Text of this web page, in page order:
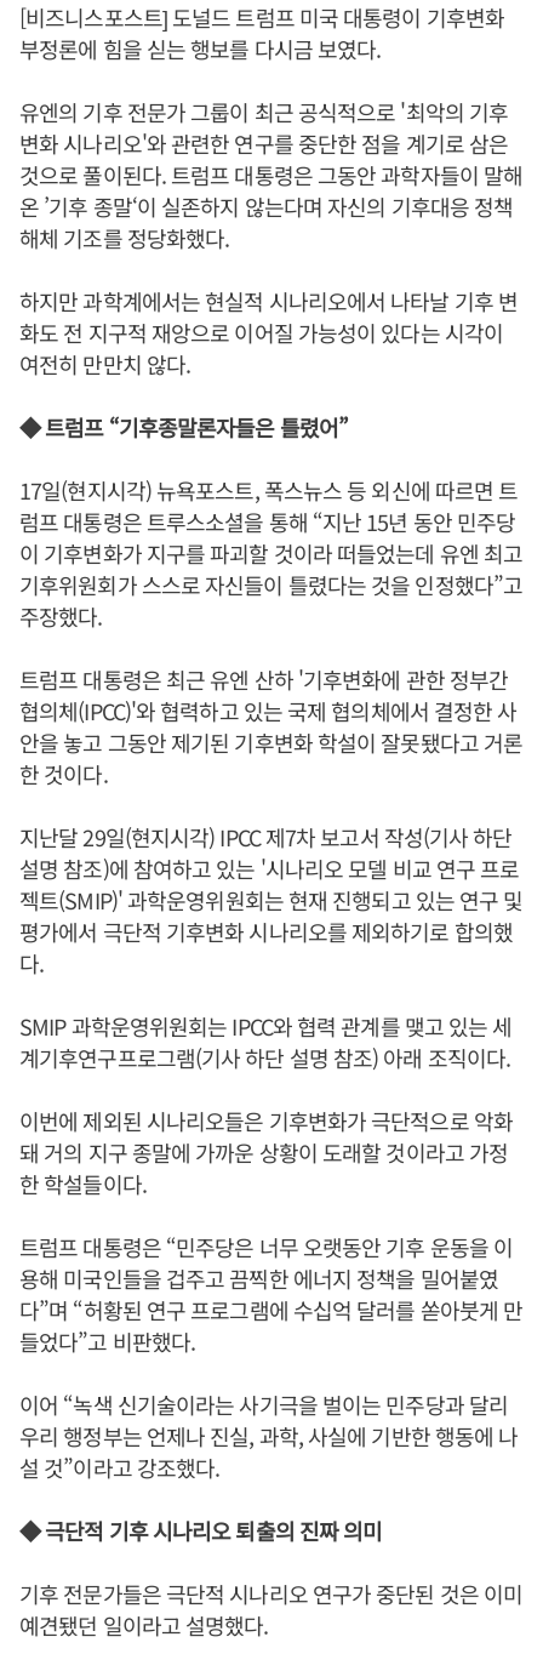
[비즈니스포스트] 도널드 트럼프 미국 대통령이 기후변화
부정론에 힘을 싣는 행보를 다시금 보였다.
유엔의 기후 전문가 그룹이 최근 공식적으로 '최악의 기후
변화 시나리오'와 관련한 연구를 중단한 점을 계기로 삼은
것으로 풀이된다. 트럼프 대통령은 그동안 과학자들이 말해
온 ’기후 종말‘이 실존하지 않는다며 자신의 기후대응 정책
해체 기조를 정당화했다.
하지만 과학계에서는 현실적 시나리오에서 나타날 기후 변
화도 전 지구적 재앙으로 이어질 가능성이 있다는 시각이
여전히 만만치 않다.
◆ 트럼프 “기후종말론자들은 틀렸어”
17일(현지시각) 뉴욕포스트, 폭스뉴스 등 외신에 따르면 트
럼프 대통령은 트루스소셜을 통해 “지난 15년 동안 민주당
이 기후변화가 지구를 파괴할 것이라 떠들었는데 유엔 최고
기후위원회가 스스로 자신들이 틀렸다는 것을 인정했다”고
주장했다.
트럼프 대통령은 최근 유엔 산하 '기후변화에 관한 정부간
협의체(IPCC)'와 협력하고 있는 국제 협의체에서 결정한 사
안을 놓고 그동안 제기된 기후변화 학설이 잘못됐다고 거론
한 것이다.
지난달 29일(현지시각) IPCC 제7차 보고서 작성(기사 하단
설명 참조)에 참여하고 있는 '시나리오 모델 비교 연구 프로
젝트(SMIP)' 과학운영위원회는 현재 진행되고 있는 연구 및
평가에서 극단적 기후변화 시나리오를 제외하기로 합의했
다.
SMIP 과학운영위원회는 IPCC와 협력 관계를 맺고 있는 세
계기후연구프로그램(기사 하단 설명 참조) 아래 조직이다.
이번에 제외된 시나리오들은 기후변화가 극단적으로 악화
돼 거의 지구 종말에 가까운 상황이 도래할 것이라고 가정
한 학설들이다.
트럼프 대통령은 “민주당은 너무 오랫동안 기후 운동을 이
용해 미국인들을 겁주고 끔찍한 에너지 정책을 밀어붙였
다”며 “허황된 연구 프로그램에 수십억 달러를 쏟아붓게 만
들었다”고 비판했다.
이어 “녹색 신기술이라는 사기극을 벌이는 민주당과 달리
우리 행정부는 언제나 진실, 과학, 사실에 기반한 행동에 나
설 것”이라고 강조했다.
◆ 극단적 기후 시나리오 퇴출의 진짜 의미
기후 전문가들은 극단적 시나리오 연구가 중단된 것은 이미
예견됐던 일이라고 설명했다.